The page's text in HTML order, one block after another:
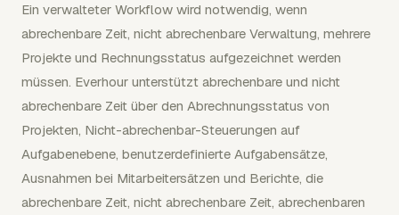
Ein verwalteter Workflow wird notwendig, wenn
abrechenbare Zeit, nicht abrechenbare Verwaltung, mehrere
Projekte und Rechnungsstatus aufgezeichnet werden
müssen. Everhour unterstützt abrechenbare und nicht
abrechenbare Zeit über den Abrechnungsstatus von
Projekten, Nicht-abrechenbar-Steuerungen auf
Aufgabenebene, benutzerdefinierte Aufgabensätze,
Ausnahmen bei Mitarbeitersätzen und Berichte, die
abrechenbare Zeit, nicht abrechenbare Zeit, abrechenbaren